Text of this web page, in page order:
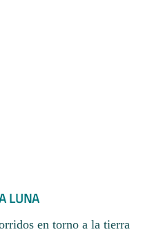
LUNA
en torno a la tierra